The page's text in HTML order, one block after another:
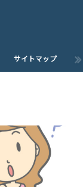
サイトマップ